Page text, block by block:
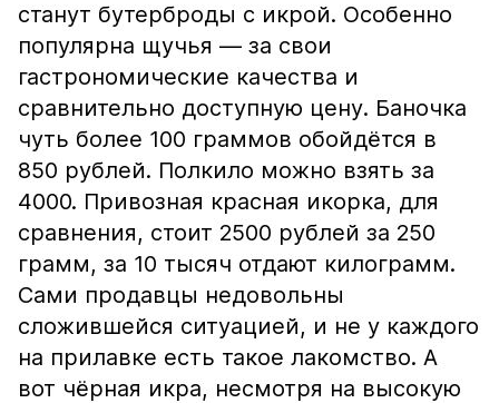
станут бутерброды с икрой. Особенно
популярна щучья — за свои
гастрономические качества и
сравнительно доступную цену. Баночка
чуть более 100 граммов обойдётся в
850 рублей. Полкило можно взять за
4000. Привозная красная икорка, для
сравнения, стоит 2500 рублей за 250
грамм, за 10 тысяч отдают килограмм.
Сами продавцы недовольны
сложившейся ситуацией, и не у каждого
на прилавке есть такое лакомство. А
вот чёрная икра, несмотря на высокую